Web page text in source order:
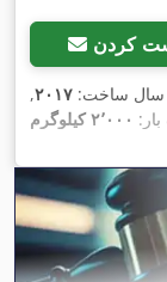
کردن
سال ساخت: ۲۰۱۷,
۲٬۰۰۰ کیلوگرم